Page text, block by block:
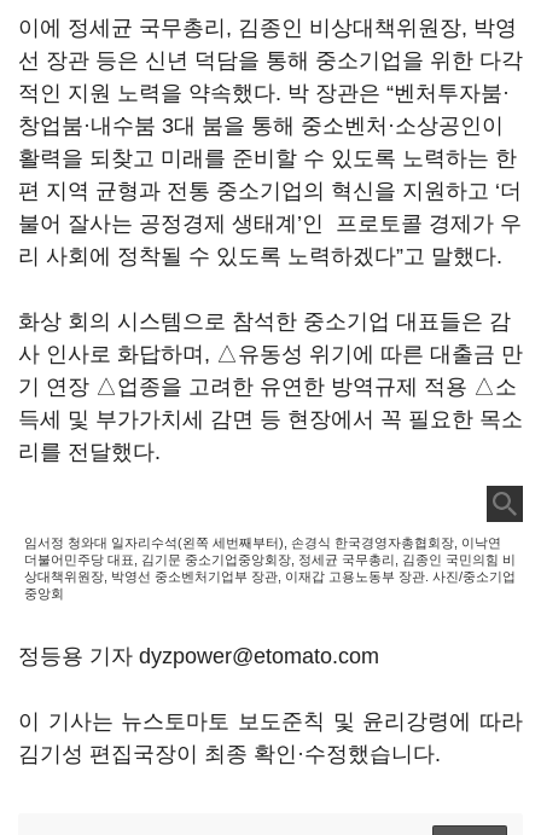
이에 정세균 국무총리, 김종인 비상대책위원장, 박영
선 장관 등은 신년 덕담을 통해 중소기업을 위한 다각
적인 지원 노력을 약속했다. 박 장관은 “벤처투자붐·
창업붐·내수붐 3대 붐을 통해 중소벤처·소상공인이
활력을 되찾고 미래를 준비할 수 있도록 노력하는 한
편 지역 균형과 전통 중소기업의 혁신을 지원하고 ‘더
불어 잘사는 공정경제 생태계’인 프로토콜 경제가 우
리 사회에 정착될 수 있도록 노력하겠다”고 말했다.
화상 회의 시스템으로 참석한 중소기업 대표들은 감
사 인사로 화답하며, △유동성 위기에 따른 대출금 만
기 연장 △업종을 고려한 유연한 방역규제 적용 △소
득세 및 부가가치세 감면 등 현장에서 꼭 필요한 목소
리를 전달했다.
임서정 청와대 일자리수석(왼쪽 세번째부터), 손경식 한국경영자총협회장, 이낙연
더불어민주당 대표, 김기문 중소기업중앙회장, 정세균 국무총리, 김종인 국민의힘 비
상대책위원장, 박영선 중소벤처기업부 장관, 이재갑 고용노동부 장관. 사진/중소기업
중앙회
정등용 기자 dyzpower@etomato.com
이 기사는 뉴스토마토 보도준칙 및 윤리강령에 따라
김기성 편집국장이 최종 확인·수정했습니다.